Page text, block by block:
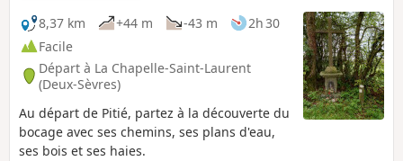
8,37 km
+44 m -43 m
2h 30
Facile
Départ à La Chapelle-Saint-Laurent
(Deux-Sèvres)
Au départ de Pitié, partez à la découverte du
bocage avec ses chemins, ses plans d'eau,
ses bois et ses haies.